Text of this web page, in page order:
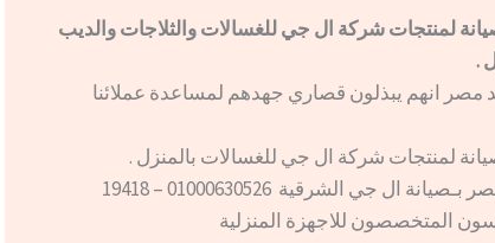
لمنتجات شركة ال جي للغسالات والثلاجات والديب
.
مصر انهم يبذلون قصاري جهدهم لمساعدة عملائنا
لمنتجات شركة ال جي للغسالات بالمنزل .
اتصالكم علي رقم الخط الساخن المختصر بـصيانة ال جي الشرقية 01000630526 – 19418
المتخصصون للاجهزة المنزلية